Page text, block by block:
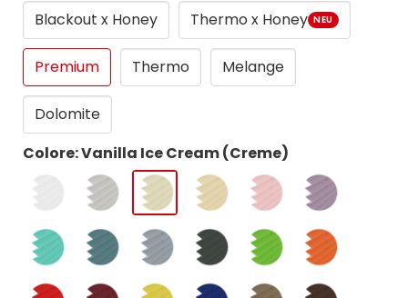
Blackout x Honey
Thermo x Honey NEU
Premium Thermo Melange
Dolomite
Colore: Vanilla Ice Cream (Creme)